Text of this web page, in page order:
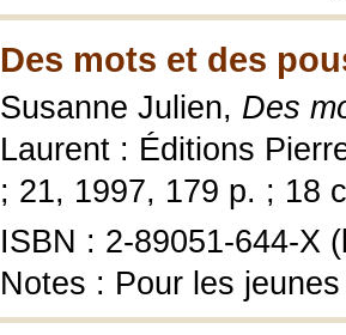
Des mots et des
Susanne Julien, Des
Laurent : Éditions
; 21, 1997, 179 p. ; 18
ISBN : 2-89051-644-X
Notes : Pour les jeunes